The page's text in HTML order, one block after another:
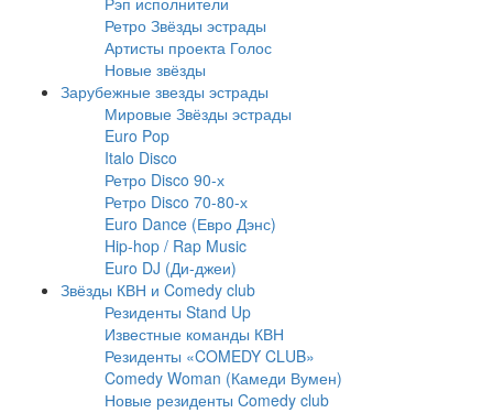
Ретро Звёзды эстрады
Артисты проекта Голос
Новые звёзды
Зарубежные звезды эстрады
Мировые Звёзды эстрады
Euro Pop
Italo Disco
Ретро Disco 90-х
Ретро Disco 70-80-х
Euro Dance (Евро Дэнс)
Hip-hop / Rap Music
Euro DJ (Ди-джеи)
Звёзды КВН и Comedy club
Резиденты Stand Up
Известные команды КВН
Резиденты «COMEDY CLUB»
Comedy Woman (Камеди Вумен)
Новые резиденты Comedy club